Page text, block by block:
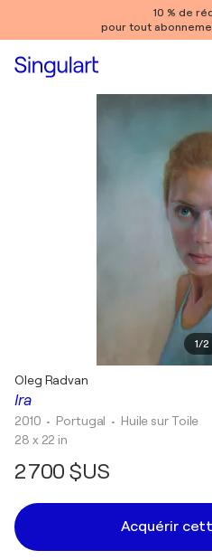
10 % de
pour tout
1/2
Ira
Oleg Radvan
2010 • Portugal • Huile sur Toile
28 x 22 in
2 700 $US
Acquérir